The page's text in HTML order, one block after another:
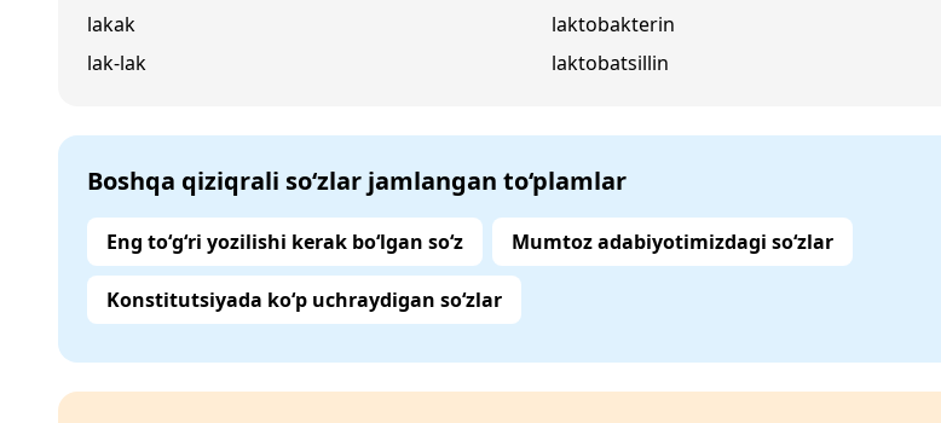
lakak
lak-lak
laktobakterin
laktobatsillin
Boshqa qiziqrali so‘zlar jamlangan to‘plamlar
Eng to‘g‘ri yozilishi kerak bo‘lgan so‘z Mumtoz adabiyotimizdagi so‘zlar
Konstitutsiyada ko‘p uchraydigan so‘zlar